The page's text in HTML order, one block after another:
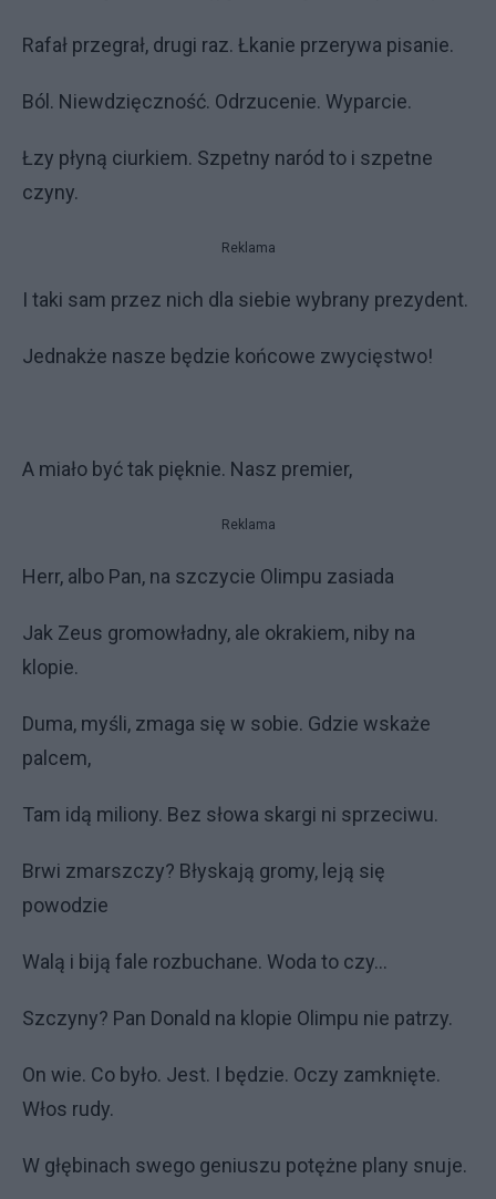
Rafał przegrał, drugi raz. Łkanie przerywa pisanie.
Ból. Niewdzięczność. Odrzucenie. Wyparcie.
Łzy płyną ciurkiem. Szpetny naród to i szpetne
czyny.
Reklama
I taki sam przez nich dla siebie wybrany prezydent.
Jednakże nasze będzie końcowe zwycięstwo!
A miało być tak pięknie. Nasz premier,
Reklama
Herr, albo Pan, na szczycie Olimpu zasiada
Jak Zeus gromowładny, ale okrakiem, niby na
klopie.
Duma, myśli, zmaga się w sobie. Gdzie wskaże
palcem,
Tam idą miliony. Bez słowa skargi ni sprzeciwu.
Brwi zmarszczy? Błyskają gromy, leją się
powodzie
Walą i biją fale rozbuchane. Woda to czy…
Szczyny? Pan Donald na klopie Olimpu nie patrzy.
On wie. Co było. Jest. I będzie. Oczy zamknięte.
Włos rudy.
W głębinach swego geniuszu potężne plany snuje.